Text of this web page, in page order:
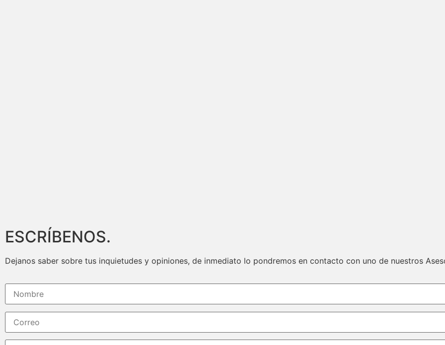
ESCRÍBENOS.
Dejanos saber sobre tus inquietudes y opiniones, de inmediato lo pondremos en contacto con uno de nuestros